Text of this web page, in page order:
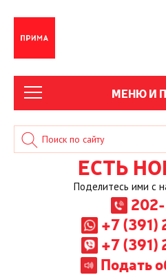
МЕНЮ И
ЕСТЬ
Поделитесь ими с
+7
+7
Подать